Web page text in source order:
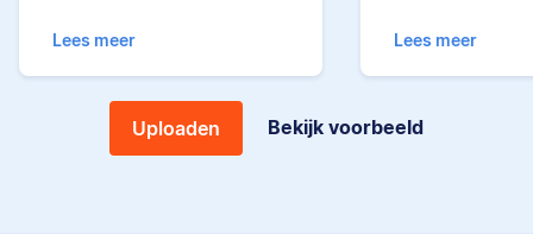
Lees meer Lees meer
Uploaden Bekijk voorbeeld
heeft gewerkt als
Ingrid